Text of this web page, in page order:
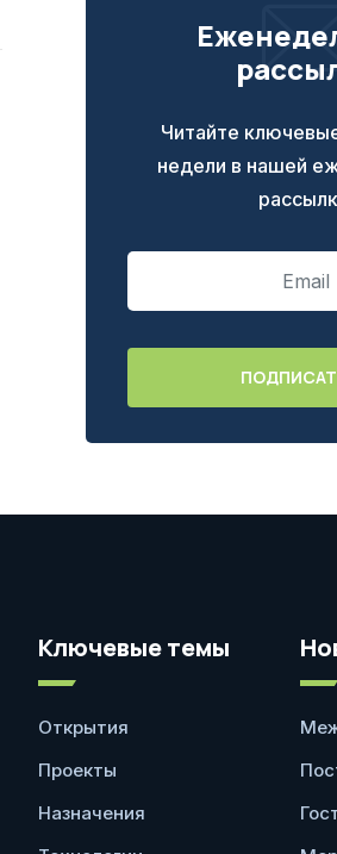
Читайте
недели в нашей
Ключевые темы
Открытия
Проекты
Назначения